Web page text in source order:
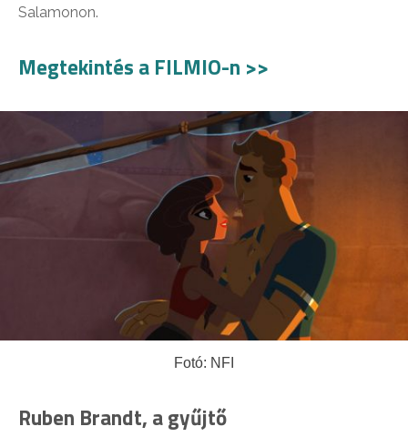
Salamonon.
Megtekintés a FILMIO-n >>
Fotó: NFI
Ruben Brandt, a gyűjtő